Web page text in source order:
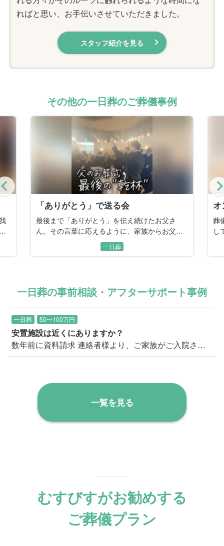
スタッフ紹介を見る
ればと思い、お手伝いさせていただきました。
その他の一日葬のご葬儀事例
Previous
オンリーワン
葬儀に参列した経験から「人と同じは嫌」と話
していた、看板職人のお父さん。最後は家族の
手で描く、世界に一つだけの恩返しの時間。
一日葬
母
記
お
一日葬の事前相談・アフターサポート事例
一日葬 50〜100万円
安置施設は近くにありますか？
数年前に資料請求 連絡者様より、ご家族がご入院されたとのことで、そろそろ考えておこうと思われての久し振りのお問い合わせ。 以前お送りした見積書を失くしてしまったとのことでした。 まずご質問に上がったのは、三郷市内で安置施設があるか？ということ。 現在、三郷市内にはご安置可能な施設の空きがないので、隣の流山市になる可能性が高いことをご案内。 また入院された病院を起点で考えると、もう一つの候補としては足立区が候補として挙がることをご案内。 連絡者のお住まいから足立区は遠いいう印象だったため、まずは流山市に安置し、最寄りの三郷市斎場の霊安室へ後日移動することも出来る旨をご案内し、ご安心いただきました。 上記安置場所の距離や安置料などの費用面も少し気になされており、お見積りを事前に再度ご送付の上、 改めてご説明や万が一の流れ等もご説明し、この機会にクリアにしていきましょうとお伝えし、事前相談のご予約をいただきました。
一覧を見る
むすびすがお勧めする
ご葬儀プラン